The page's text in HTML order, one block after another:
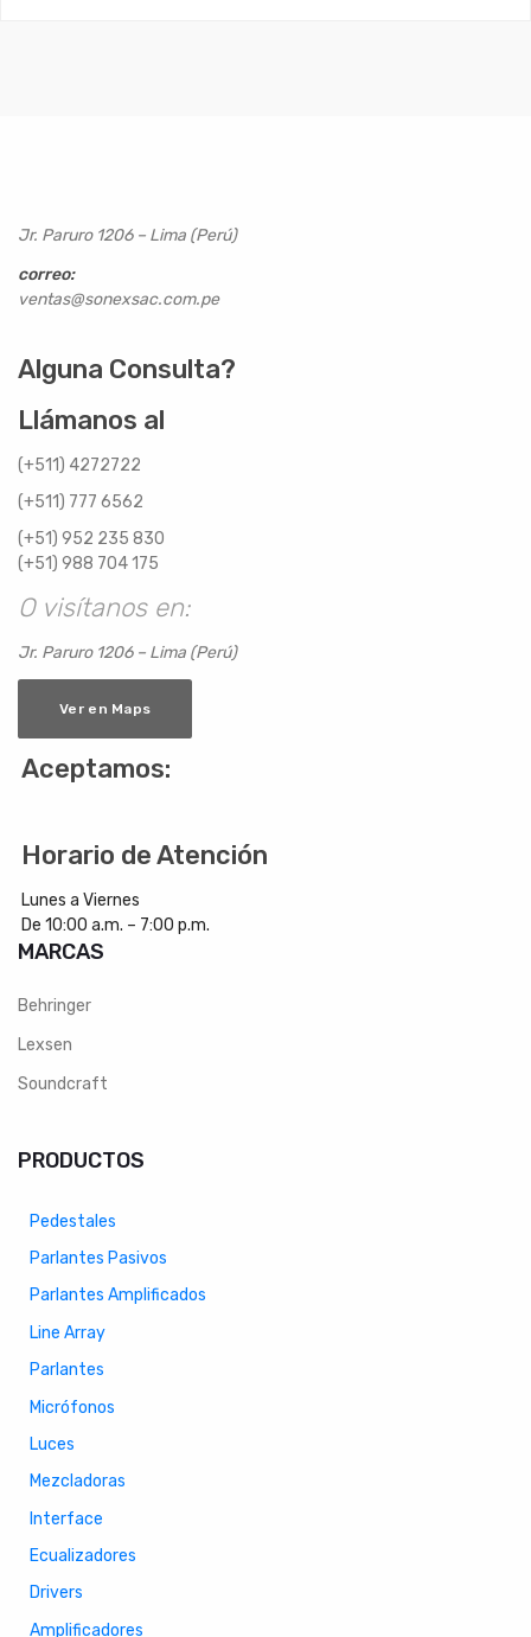
Jr. Paruro 1206 – Lima (Perú)
correo:
ventas@sonexsac.com.pe
Alguna Consulta?
Llámanos al
(+511) 4272722
(+511) 777 6562
(+51) 952 235 830
(+51) 988 704 175
O visítanos en:
Jr. Paruro 1206 – Lima (Perú)
Ver en Maps
Aceptamos:
Horario de Atención
Lunes a Viernes
De 10:00 a.m. – 7:00 p.m.
MARCAS
Behringer
Lexsen
Soundcraft
PRODUCTOS
Pedestales
Parlantes Pasivos
Parlantes Amplificados
Line Array
Parlantes
Micrófonos
Luces
Mezcladoras
Interface
Ecualizadores
Drivers
Amplificadores